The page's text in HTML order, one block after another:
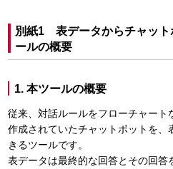
別紙1 表データからチャット
ールの概要
1. 本ツールの概要
従来、対話ルールをフローチャート
作成されていたチャットボットを
きるツールです。
表データは最終的な回答とその回